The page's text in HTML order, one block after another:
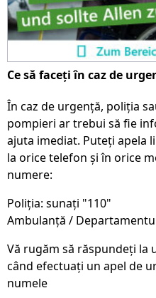
Ce să faceți în caz de
În caz de urgență, poliția
pompieri ar trebui să fie
ajuta imediat. Puteți apela
la orice telefon și în orice
numere:
Poliția: sunați "110"
Ambulanță /
Vă rugăm să răspundeți
când efectuați un apel de
numele